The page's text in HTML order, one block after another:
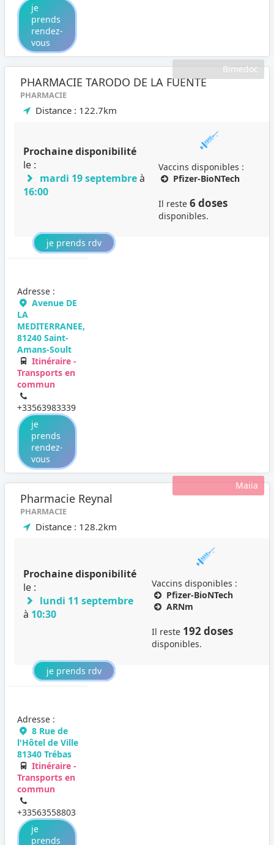
je
prends
rendez-
vous
Bimedoc
PHARMACIE TARODO DE LA FUENTE
PHARMACIE
Distance : 122.7km
Prochaine disponibilité
le :
mardi 19 septembreà
16:00
Vaccins disponibles :
Pfizer-BioNTech
Il reste6 doses
disponibles.
je prends rdv
Adresse :
Avenue DE
LA
MEDITERRANEE,
81240 Saint-
Amans-Soult
Itinéraire -
Transports en
commun
+33563983339
je
prends
rendez-
vous
Maiia
Pharmacie Reynal
PHARMACIE
Distance : 128.2km
Prochaine disponibilité
le :
lundi 11 septembre
à 10:30
Vaccins disponibles :
Pfizer-BioNTech
ARNm
Il reste 192 doses
disponibles.
je prends rdv
Adresse :
8 Rue de
l'Hôtel de Ville
81340 Trébas
Itinéraire -
Transports en
commun
+33563558803
je
prends